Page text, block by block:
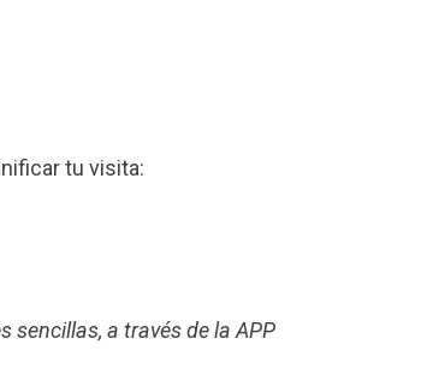
tu visita:
sencillas, a través de la APP